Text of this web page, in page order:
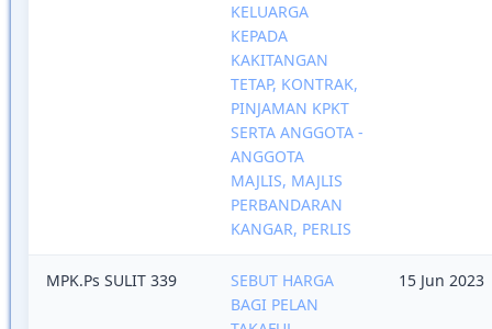
KELUARGA
KEPADA
KAKITANGAN
TETAP, KONTRAK,
PINJAMAN KPKT
SERTA ANGGOTA -
ANGGOTA
MAJLIS, MAJLIS
PERBANDARAN
KANGAR, PERLIS
MPK.Ps SULIT 339
SEBUT HARGA
BAGI PELAN
15 Jun 2023